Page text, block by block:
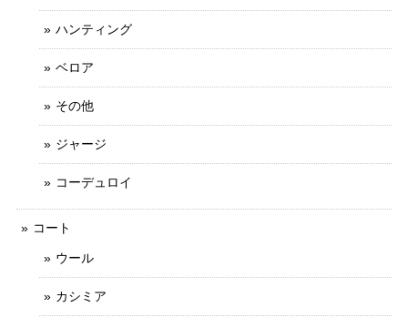
ハンティング
ベロア
その他
ジャージ
コーデュロイ
コート
ウール
カシミア